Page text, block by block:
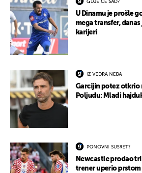
GDJE ĆE SAD?
U Dinamu je prošle
mega transfer, danas
karijeri
IZ VEDRA NEBA
Garcijin potez otkrio
Poljudu: Mladi
PONOVNI SUSRET?
Newcastle prodao
trener uperio prstom